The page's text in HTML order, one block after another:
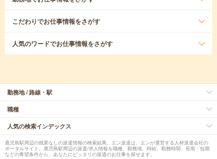
こだわりでお仕事情報をさがす
人気のワードでお仕事情報をさがす
勤務地 / 路線・駅
職種
人気の検索インデックス
鹿児島駅周辺の残業なしの派遣情報の検索結果。エン派遣は、エンが運営する人材派遣会社の
ポータルサイト。鹿児島駅周辺の派遣/求人情報を職種、勤務地、時給、勤務時間、長期・短期
などの希望条件から、あなたにピッタリの派遣のお仕事を探せます。